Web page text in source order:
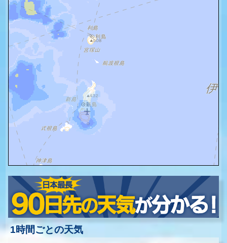
1時間ごとの天気